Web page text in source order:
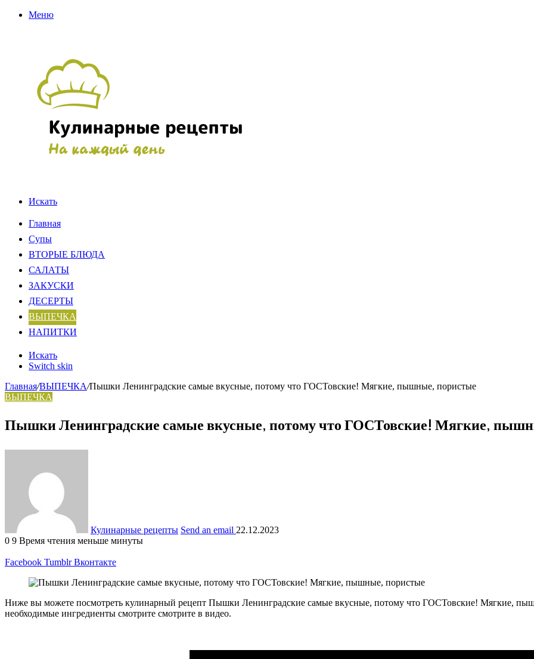
Меню
Искать
Главная
Супы
ВТОРЫЕ БЛЮДА
САЛАТЫ
ЗАКУСКИ
ДЕСЕРТЫ
ВЫПЕЧКА
НАПИТКИ
Искать
Switch skin
Главная/ВЫПЕЧКА/Пышки Ленинградские самые вкусные, потому что ГОСТовские! Мягкие, пышные, пористые
ВЫПЕЧКА
Пышки Ленинградские самые вкусные, потому что ГОСТовские! Мягкие,
Кулинарные рецепты Send an email 22.12.2023
0 9 Время чтения меньше минуты
Facebook Tumblr Вконтакте
Ниже вы можете посмотреть кулинарный рецепт Пышки Ленинградские самые вкусные, потому что ГОСТовские! Мягкие,
необходимые ингредиенты смотрите смотрите в видео.